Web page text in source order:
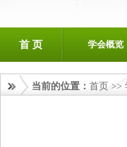
首 页 学会概览
当前的位置： 首页 >>